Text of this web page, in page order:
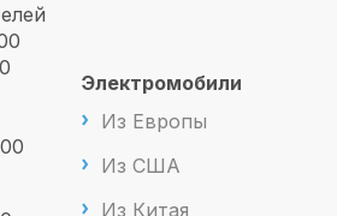
Электромобили
Из Европы
Из США
Из Китая